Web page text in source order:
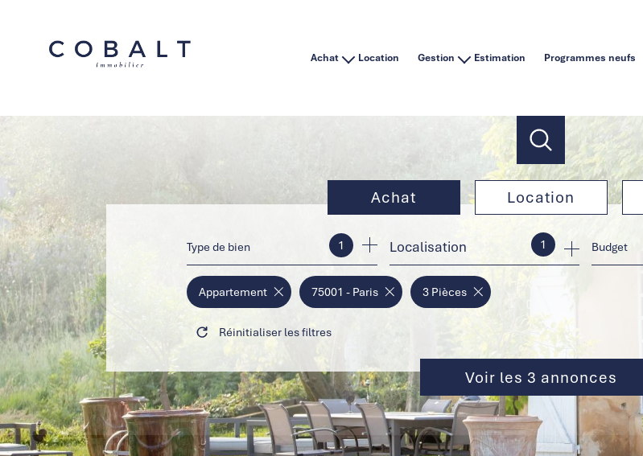
Achat Location Gestion Estimation Programmes neufs
Achat
de l'ancien
de l'immo pro
Location
à l'année
Type de bien 1 1
Localisation Budget
Voir les 3 annonces
Appartement 75001 - Paris 3 Pièces
Réinitialiser les filtres